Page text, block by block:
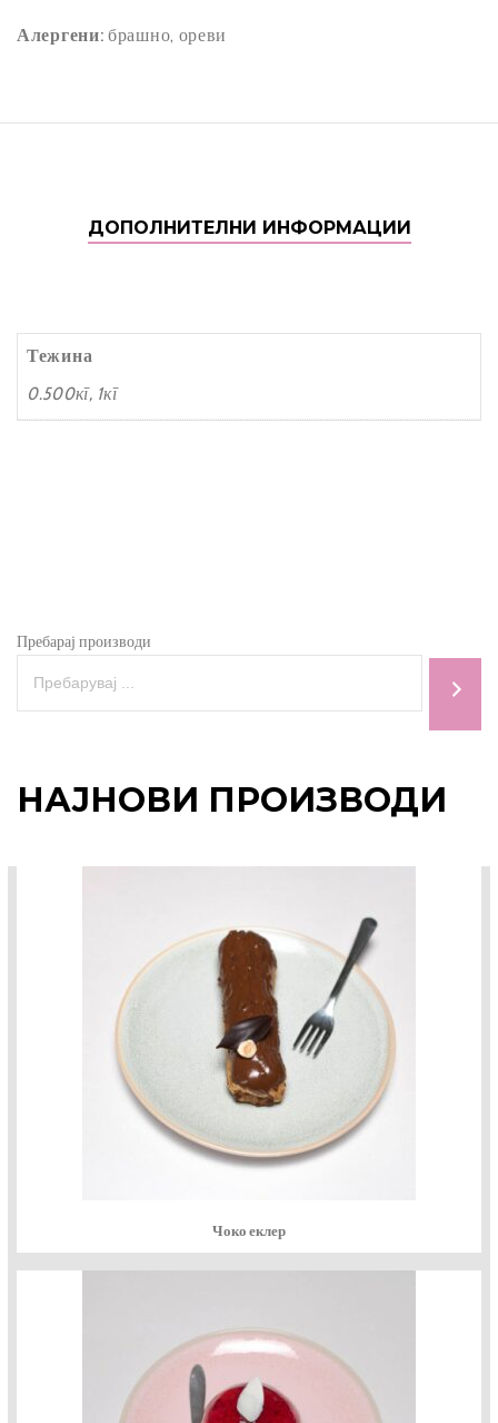
Алергени: брашно, ореви
ДОПОЛНИТЕЛНИ ИНФОРМАЦИИ
Тежина
0.500кг, 1кг
Пребарај производи
НАЈНОВИ ПРОИЗВОДИ
Чоко еклер